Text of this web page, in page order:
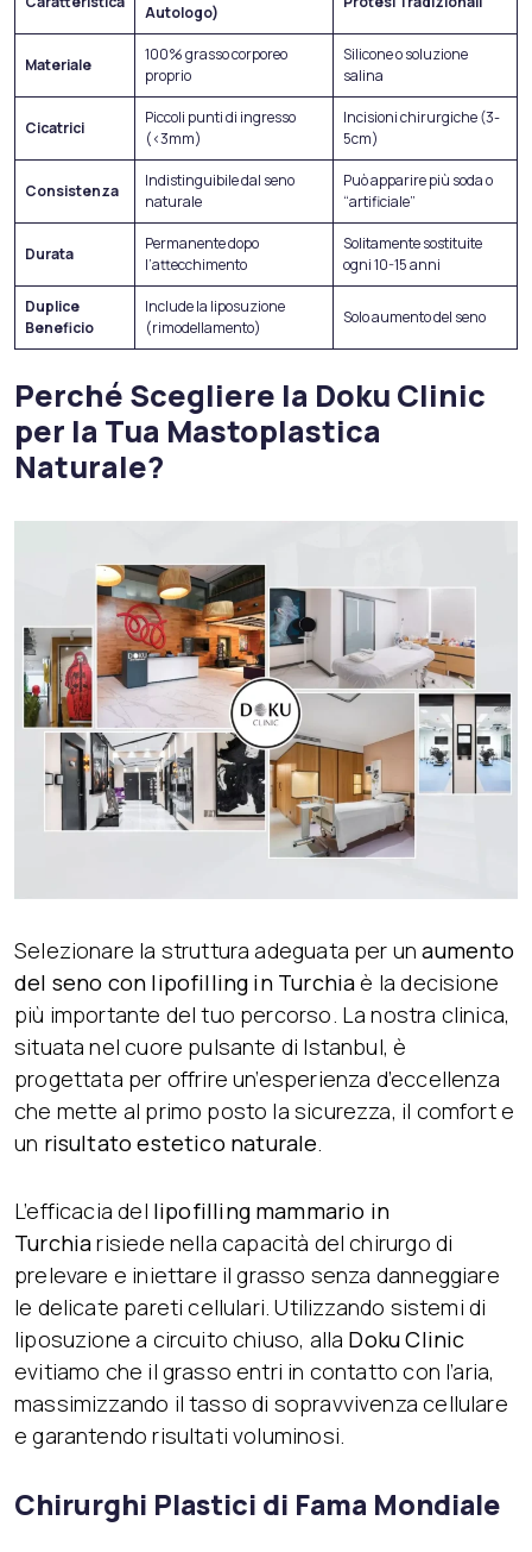
Autologo)
Materiale
100% grasso corporeo
proprio
Silicone o soluzione
salina
Cicatrici
Piccoli punti di ingresso
(<3mm)
Incisioni chirurgiche (3-
5cm)
Consistenza
Indistinguibile dal seno
naturale
Può apparire più soda o
“artificiale”
Durata
Permanente dopo
l’attecchimento
Solitamente sostituite
ogni 10-15 anni
Duplice
Beneficio
Include la liposuzione
(rimodellamento)
Solo aumento del seno
Perché Scegliere la Doku Clinic
per la Tua Mastoplastica
Naturale?
Selezionare la struttura adeguata per unaumento
del seno con lipofilling in Turchiaè la decisione
più importante del tuo percorso. La nostra clinica,
situata nel cuore pulsante di Istanbul, è
progettata per offrire un’esperienza d’eccellenza
che mette al primo posto la sicurezza, il comfort e
un risultato estetico naturale.
L’efficacia del lipofilling mammario in
Turchiarisiede nella capacità del chirurgo di
prelevare e iniettare il grasso senza danneggiare
le delicate pareti cellulari. Utilizzando sistemi di
liposuzione a circuito chiuso, alla Doku Clinic
evitiamo che il grasso entri in contatto con l’aria,
massimizzando il tasso di sopravvivenza cellulare
e garantendo risultati voluminosi.
Chirurghi Plastici di Fama Mondiale